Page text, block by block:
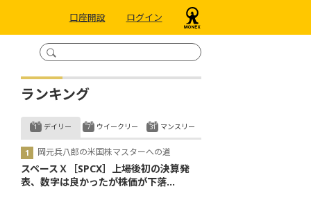
口座開設 ログイン
ランキング
デイリー
岡元兵八郎の米国株マスターへの道
スペースＸ［SPCX］上場後初の決算発
表、数字は良かったが株価が下落...
ウイークリー マンスリー